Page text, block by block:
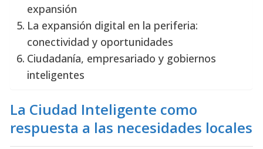
expansión
La expansión digital en la periferia:
conectividad y oportunidades
Ciudadanía, empresariado y gobiernos
inteligentes
La Ciudad Inteligente como
respuesta a las necesidades locales